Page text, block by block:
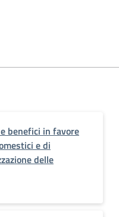
benefici in favore
e di
delle